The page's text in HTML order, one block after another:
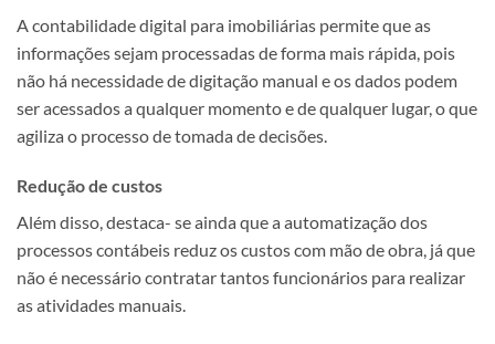
A contabilidade digital para imobiliárias permite que as
informações sejam processadas de forma mais rápida, pois
não há necessidade de digitação manual e os dados podem
ser acessados a qualquer momento e de qualquer lugar, o que
agiliza o processo de tomada de decisões.
Redução de custos
Além disso, destaca- se ainda que a automatização dos
processos contábeis reduz os custos com mão de obra, já que
não é necessário contratar tantos funcionários para realizar
as atividades manuais.